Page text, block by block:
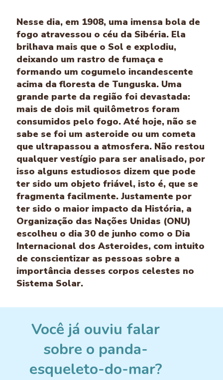
Nesse dia, em 1908, uma imensa bola de
fogo atravessou o céu da Sibéria. Ela
brilhava mais que o Sol e explodiu,
deixando um rastro de fumaça e
formando um cogumelo incandescente
acima da floresta de Tunguska. Uma
grande parte da região foi devastada:
mais de dois mil quilômetros foram
consumidos pelo fogo. Até hoje, não se
sabe se foi um asteroide ou um cometa
que ultrapassou a atmosfera. Não restou
qualquer vestígio para ser analisado, por
isso alguns estudiosos dizem que pode
ter sido um objeto friável, isto é, que se
fragmenta facilmente. Justamente por
ter sido o maior impacto da História, a
Organização das Nações Unidas (ONU)
escolheu o dia 30 de junho como o Dia
Internacional dos Asteroides, com intuito
de conscientizar as pessoas sobre a
importância desses corpos celestes no
Sistema Solar.
Você já ouviu falar
sobre o panda-
esqueleto-do-mar?